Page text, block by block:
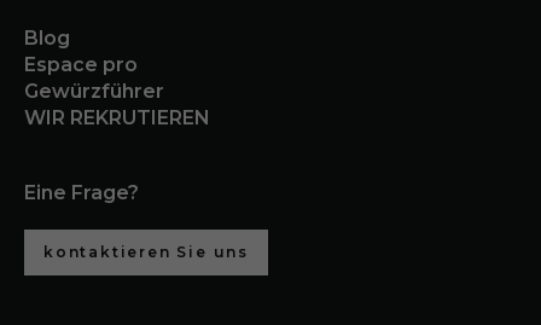
Blog
Espace pro
Gewürzführer
WIR REKRUTIEREN
Eine Frage?
kontaktieren Sie uns